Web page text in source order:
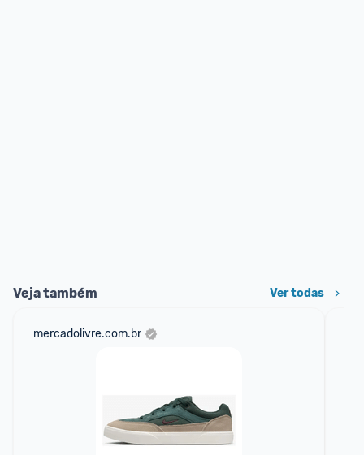
Veja também Ver todas
mercadolivre.com.br